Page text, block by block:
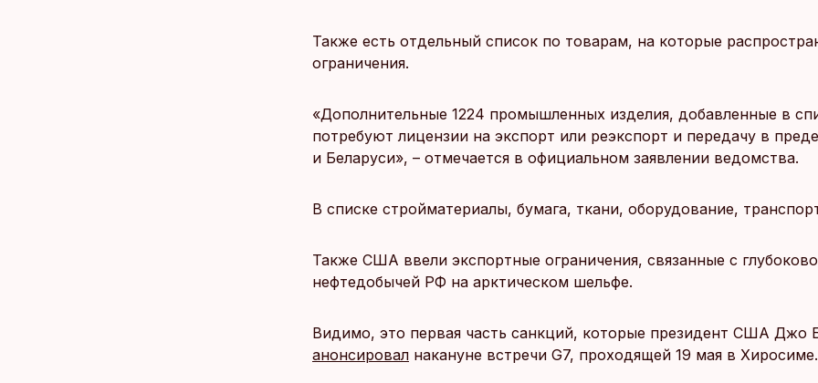
Также есть отдельный список по товарам, на которые
ограничения.
«Дополнительные 1224 промышленных изделия, добавленные в
потребуют лицензии на экспорт или реэкспорт и передачу в
и Беларуси», – отмечается в официальном заявлении ведомства.
В списке стройматериалы, бумага, ткани, оборудование,
Также США ввели экспортные ограничения, связанные с
нефтедобычей РФ на арктическом шельфе.
Видимо, это первая часть санкций, которые президент США Джо
анонсировал накануне встречи G7, проходящей 19 мая в Хиросиме.